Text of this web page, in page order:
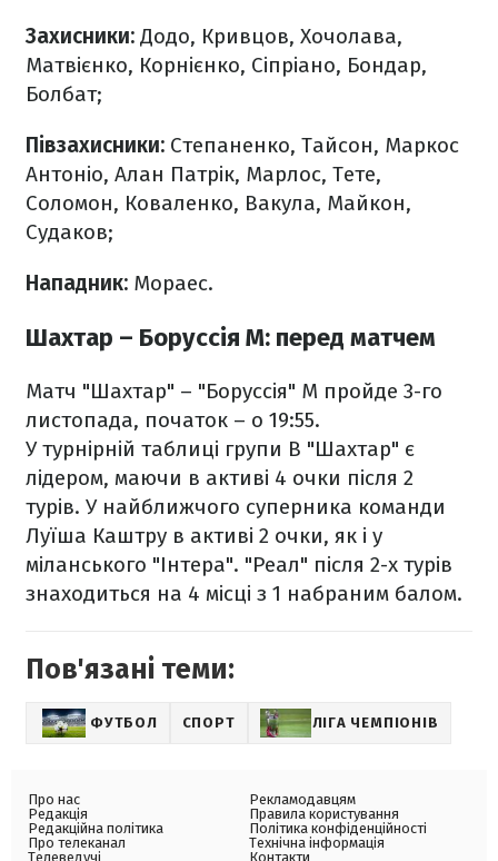
Захисники: Додо, Кривцов, Хочолава,
Матвієнко, Корнієнко, Сіпріано, Бондар,
Болбат;
Півзахисники: Степаненко, Тайсон, Маркос
Антоніо, Алан Патрік, Марлос, Тете,
Соломон, Коваленко, Вакула, Майкон,
Судаков;
Нападник: Мораес.
Шахтар – Боруссія М: перед матчем
Матч "Шахтар" – "Боруссія" М пройде 3-го
листопада, початок – о 19:55.
У турнірній таблиці групи B "Шахтар" є
лідером, маючи в активі 4 очки після 2
турів. У найближчого суперника команди
Луїша Каштру в активі 2 очки, як і у
міланського "Інтера". "Реал" після 2-х турів
знаходиться на 4 місці з 1 набраним балом.
Пов'язані теми:
ФУТБОЛ СПОРТ ЛІГА ЧЕМПІОНІВ
Про нас
Редакція
Редакційна політика
Про телеканал
Телеведучі
Рекламодавцям
Правила користування
Політика конфіденційності
Технічна інформація
Контакти